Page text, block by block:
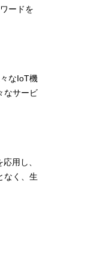
ードを
なIoT機
なサービ
用し、
なく、生